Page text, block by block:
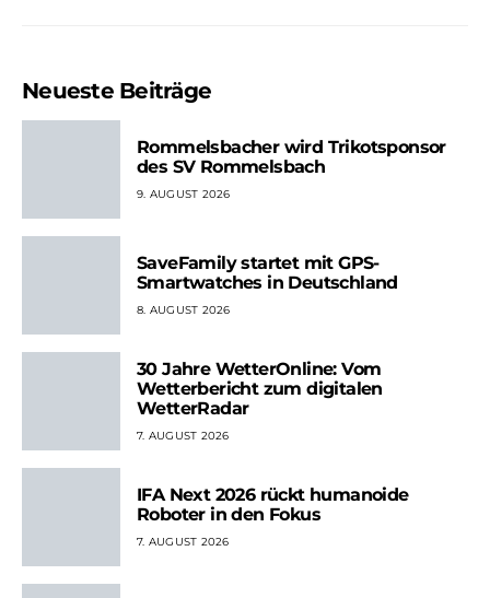
Neueste Beiträge
Rommelsbacher wird Trikotsponsor
des SV Rommelsbach
9. AUGUST 2026
SaveFamily startet mit GPS-
Smartwatches in Deutschland
8. AUGUST 2026
30 Jahre WetterOnline: Vom
Wetterbericht zum digitalen
WetterRadar
7. AUGUST 2026
IFA Next 2026 rückt humanoide
Roboter in den Fokus
7. AUGUST 2026